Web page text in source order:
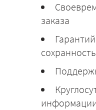
заказа